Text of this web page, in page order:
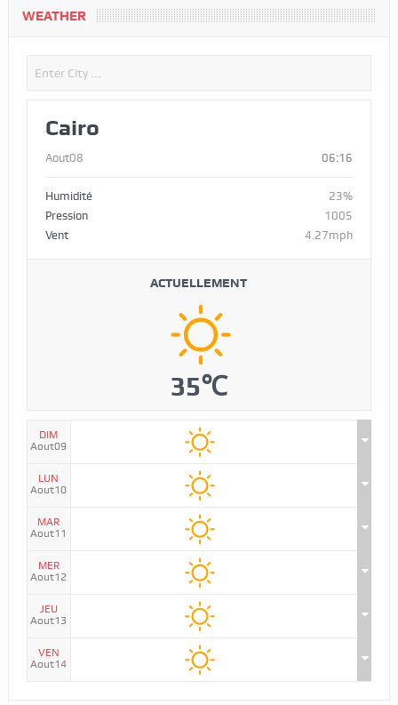
WEATHER
Cairo
Aout08 06:16
Humidité
23%
Pression
1005
Vent
4.27mph
ACTUELLEMENT
35℃
DIM
Aout09
LUN
Aout10
MAR
Aout11
MER
Aout12
JEU
Aout13
VEN
Aout14